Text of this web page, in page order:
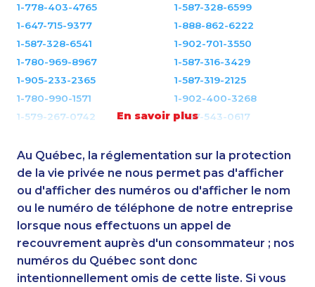
En savoir plus
1-778-403-4765
1-587-328-6599
1-647-715-9377
1-888-862-6222
1-587-328-6541
1-902-701-3550
1-780-969-8967
1-587-316-3429
1-905-233-2365
1-587-319-2125
1-780-990-1571
1-902-400-3268
1-579-267-0742
1-587-543-0617
1-587-316-3395
1-403-855-4057
1-587-543-0629
1-902-701-3592
1-587-319-2097
1-437-900-0377
1-902-482-9307
1-877-519-9560
1-506-265-4724
1-418-478-1513
1-647-722-9514
1-587-328-6625
1-587-319-2158
1-437-900-0345
1-587-319-2139
1-902-482-8651
Au Québec, la réglementation sur la protection
de la vie privée ne nous permet pas d'afficher
ou d'afficher des numéros ou d'afficher le nom
ou le numéro de téléphone de notre entreprise
lorsque nous effectuons un appel de
recouvrement auprès d'un consommateur ; nos
numéros du Québec sont donc
intentionnellement omis de cette liste. Si vous